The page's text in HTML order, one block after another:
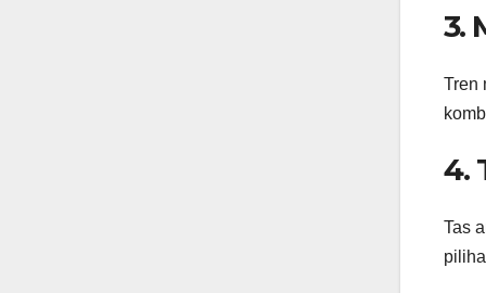
3.
Tren
4.
Tas